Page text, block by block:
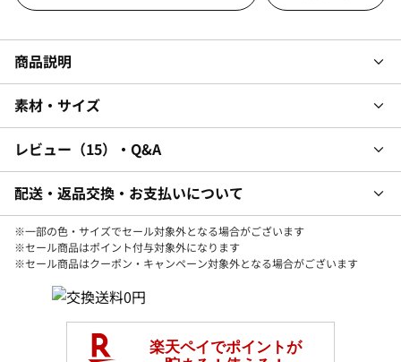
商品説明
素材・サイズ
レビュー 15 ・Q&A
配送・返品交換・お支払いについて
※一部の色・サイズでセール対象外となる場合がございます
※セール商品はポイント付与対象外になります
※セール商品はクーポン・キャンペーン対象外となる場合がございます